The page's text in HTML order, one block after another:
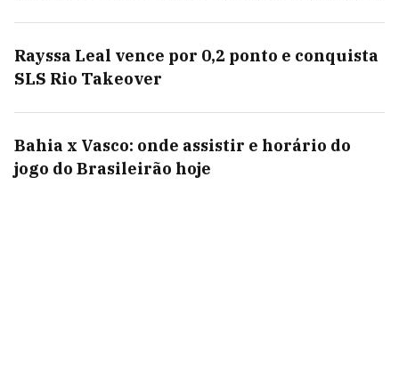
Rayssa Leal vence por 0,2 ponto e conquista
SLS Rio Takeover
Bahia x Vasco: onde assistir e horário do
jogo do Brasileirão hoje